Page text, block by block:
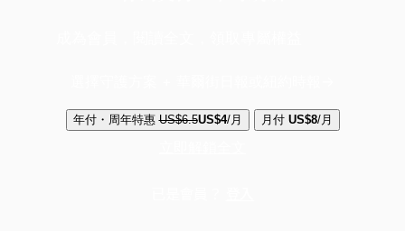
年付・周年特惠 US$6.5US$4/月 月付 US$8/月